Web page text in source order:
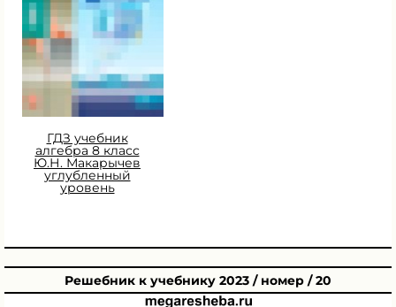
ГДЗ учебник
алгебра 8 класс
Ю.Н. Макарычев
углубленный
уровень
Решебник к учебнику 2023 / номер / 20